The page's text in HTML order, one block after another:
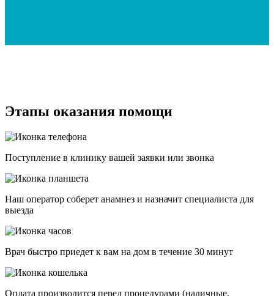
Этапы оказания помощи
Поступление в клинику вашей заявки или звонка
Наш оператор соберет анамнез и назначит специалиста для
выезда
Врач быстро приедет к вам на дом в течение 30 минут
Оплата производится перед процедурами (наличные,